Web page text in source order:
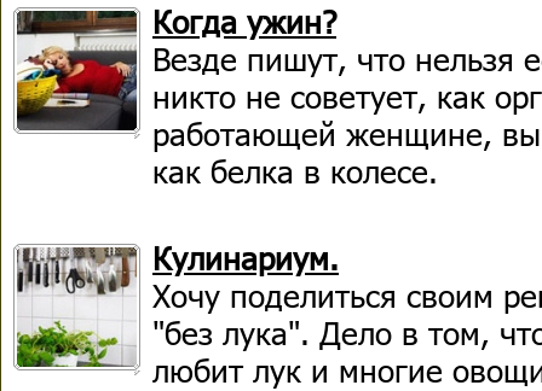
Когда ужин?
Везде пишут, что нельзя
никто не советует, как
работающей женщине,
как белка в колесе.
Кулинариум.
Хочу поделиться своим
"без лука". Дело в том,
любит лук и многие